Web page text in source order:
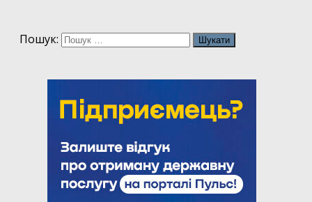
Пошук: